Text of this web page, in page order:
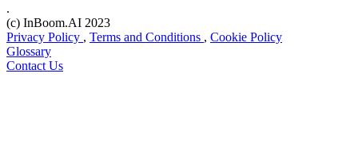
.
(c) InBoom.AI 2023
Privacy Policy , Terms and Conditions , Cookie Policy
Glossary
Contact Us